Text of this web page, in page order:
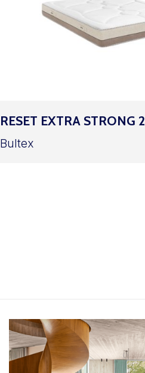
RESET EXTRA STRONG 2
Bultex